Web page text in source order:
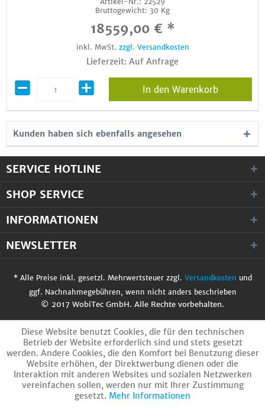
Bruttogewicht: 30 Kg
18559,00 € *
inkl. MwSt. zzgl. Versandkosten
Lieferzeit: Auf Anfrage
In den Warenkorb
Kunden haben sich ebenfalls angesehen
SERVICE HOTLINE
SHOP SERVICE
INFORMATIONEN
NEWSLETTER
* Alle Preise inkl. gesetzl. Mehrwertsteuer zzgl. Versandkosten und
ggf. Nachnahmegebühren, wenn nicht anders beschrieben
© 2017 WobiTec GmbH. Alle Rechte vorbehalten.
Diese Website benutzt Cookies, die für den technischen
Betrieb der Website erforderlich sind und stets gesetzt
werden. Andere Cookies, die den Komfort bei Benutzung dieser
Website erhöhen, der Direktwerbung dienen oder die
Interaktion mit anderen Websites und sozialen Netzwerken
vereinfachen sollen, werden nur mit Ihrer Zustimmung
gesetzt. Mehr Informationen